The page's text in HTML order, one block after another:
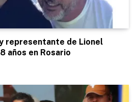
representante de Lionel
años en Rosario